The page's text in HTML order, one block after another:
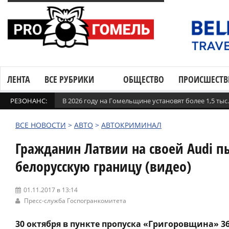
ЛЕНТА ВСЕ РУБРИКИ ОБЩЕСТВО
РЕЗОНАНС: В 2026 году на Гомельщине установят более 1,5
ВСЕ НОВОСТИ > АВТО > АВТОКРИМИНАЛ
Гражданин Латвии на своей Audi
белорусскую границу (видео)
01.11.2017 в 13:14
Пресс-служба Госпогранкомитета
30 октября в пункте пропуска